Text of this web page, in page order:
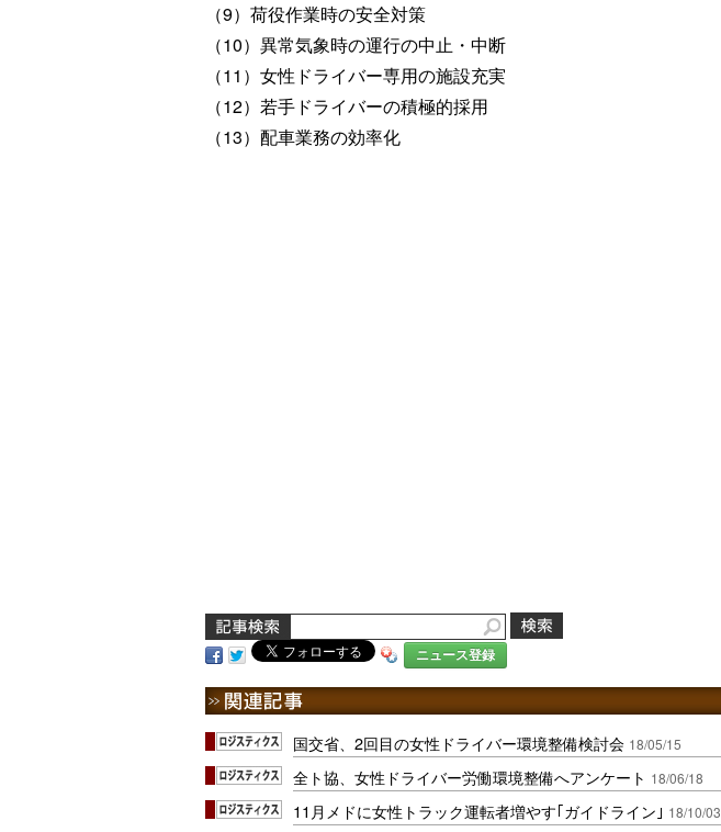
（9）荷役作業時の安全対策
（10）異常気象時の運行の中止・中断
（11）女性ドライバー専用の施設充実
（12）若手ドライバーの積極的採用
（13）配車業務の効率化
ニュース登録
国交省、2回目の女性ドライバー環境整備検討会 18/05/15
全ト協、女性ドライバー労働環境整備へアンケート 18/06/18
11月メドに女性トラック運転者増やす｢ガイドライン｣ 18/10/03